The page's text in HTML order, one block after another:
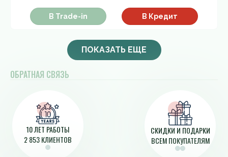
В Trade-in В Кредит
ПОКАЗАТЬ ЕЩЕ
ОБРАТНАЯ СВЯЗЬ
10 ЛЕТ РАБОТЫ
2 853 КЛИЕНТОВ
СКИДКИ И ПОДАРКИ
ВСЕМ ПОКУПАТЕЛЯМ